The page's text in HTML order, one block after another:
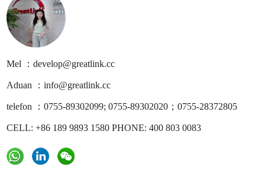
Mel ：develop@greatlink.cc
Aduan ：info@greatlink.cc
telefon ：0755-89302099; 0755-89302020；0755-28372805
CELL: +86 189 9893 1580 PHONE: 400 803 0083